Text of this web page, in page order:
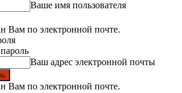
Ваше имя пользователя
Вам по электронной почте.
Ваш адрес электронной почты
Вам по электронной почте.